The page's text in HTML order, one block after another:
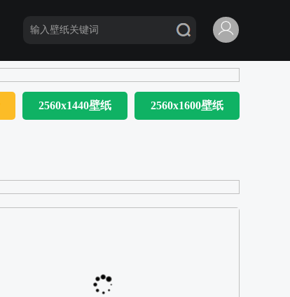
2560x1440壁纸 2560x1600壁纸